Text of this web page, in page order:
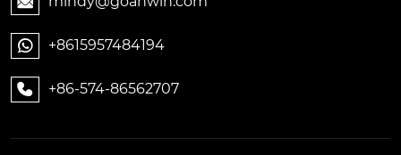
 +8615957484194
 +86-574-86562707